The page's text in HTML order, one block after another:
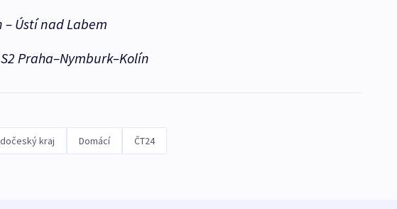
Ústí nad Labem
Praha–Nymburk–Kolín
kraj Domácí ČT24